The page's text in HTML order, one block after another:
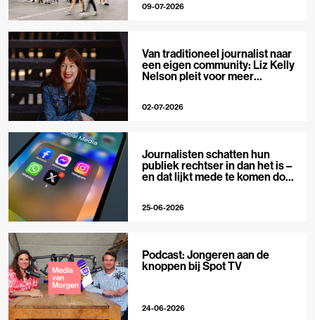
09-07-2026
Van traditioneel journalist naar
een eigen community: Liz Kelly
Nelson pleit voor meer
02-07-2026
Journalisten schatten hun
publiek rechtser in dan het is –
en dat lijkt mede te komen door
25-06-2026
Podcast: Jongeren aan de
knoppen bij Spot TV
24-06-2026